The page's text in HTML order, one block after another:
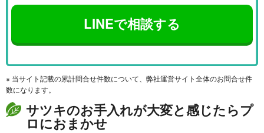
LINEで相談する
※ 当サイト記載の累計問合せ件数について、弊社運営サイト全体のお問合せ件
数になります。
サツキのお手入れが大変と感じたらプ
ロにおまかせ